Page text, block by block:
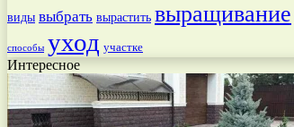
виды выбрать вырастить выращивание
способы уход участке
Интересное